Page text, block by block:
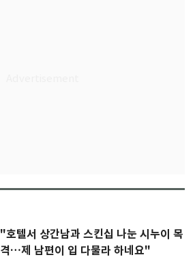
"호텔서 상간남과 스킨십 나눈 시누이 목
격…제 남편이 입 다물라 하네요"